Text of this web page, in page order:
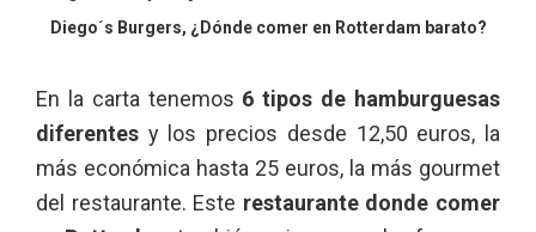
Diego´s Burgers, ¿Dónde comer en Rotterdam barato?
En la carta tenemos 6 tipos de hamburguesas
diferentes y los precios desde 12,50 euros, la
más económica hasta 25 euros, la más gourmet
del restaurante. Este restaurante donde comer